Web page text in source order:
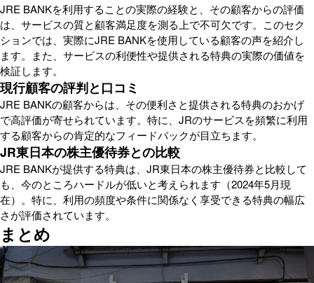
JRE BANKを利用することの実際の経験と、その顧客からの評価
は、サービスの質と顧客満足度を測る上で不可欠です。このセク
ションでは、実際にJRE BANKを使用している顧客の声を紹介し
ます。また、サービスの利便性や提供される特典の実際の価値を
検証します。
現行顧客の評判と口コミ
JRE BANKの顧客からは、その便利さと提供される特典のおかげ
で高評価が寄せられています。特に、JRのサービスを頻繁に利用
する顧客からの肯定的なフィードバックが目立ちます。
JR東日本の株主優待券との比較
JRE BANKが提供する特典は、JR東日本の株主優待券と比較して
も、今のところハードルが低いと考えられます（2024年5月現
在）。特に、利用の頻度や条件に関係なく享受できる特典の幅広
さが評価されています。
まとめ